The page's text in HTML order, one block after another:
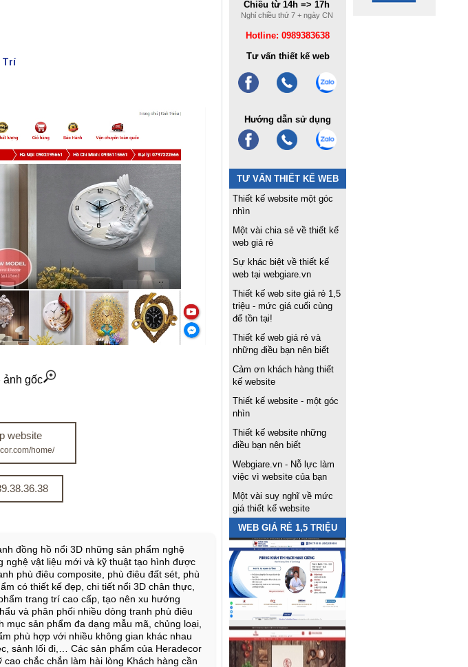
Trí
ảnh gốc
website
home/
đồng hồ nổi 3D những sản phẩm nghệ
nghệ vật liệu mới và kỹ thuật tạo hình được
phù điêu composite, phù điêu đất sét, phù
có thiết kế đẹp, chi tiết nổi 3D chân thực,
trang trí cao cấp, tạo nên xu hướng
và phân phối nhiều dòng tranh phù điêu
sản phẩm đa dạng mẫu mã, chủng loại,
phù hợp với nhiều không gian khác nhau
sảnh lối đi,… Các sản phẩm của Heradecor
chắc chắn làm hài lòng Khách hàng cần
Chiều từ 14h => 17h
Nghỉ chiều thứ 7 + ngày CN
Hotline: 0989383638
Tư vấn thiết kế web
Hướng dẫn sử dụng
TƯ VẤN THIẾT KẾ WEB
Thiết kế website một góc
nhìn
Một vài chia sẻ về thiết kế
web giá rẻ
Sự khác biệt về thiết kế
web tại webgiare.vn
Thiết kế web site giá rẻ 1,5
triệu - mức giá cuối cùng
để tồn tại!
Thiết kế web giá rẻ và
những điều bạn nên biết
Cảm ơn khách hàng thiết
kế website
Thiết kế website - một góc
nhìn
Thiết kế website những
điều bạn nên biết
Webgiare.vn - Nỗ lực làm
việc vì website của bạn
Một vài suy nghĩ về mức
giá thiết kế website
WEB GIÁ RẺ 1,5 TRIỆU